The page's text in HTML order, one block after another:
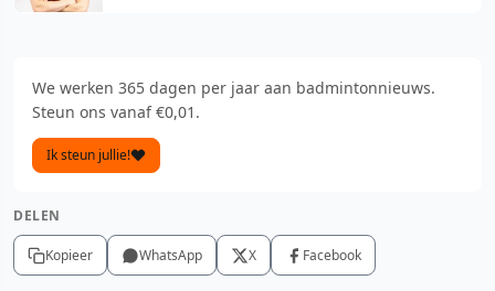
We werken 365 dagen per jaar aan badmintonnieuws.
Steun ons vanaf €0,01.
Ik steun jullie!
DELEN
Kopieer WhatsApp X Facebook